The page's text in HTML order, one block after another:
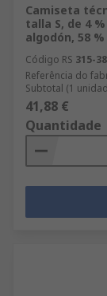
Camiseta
talla S, de 4
algodón, 58 %
Código RS 315-
Referência do
Subtotal (1
41,88 €
Quantidade